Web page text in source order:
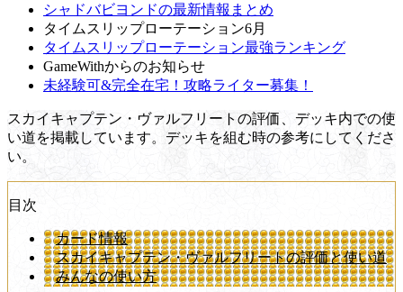
シャドバビヨンドの最新情報まとめ
タイムスリップローテーション6月
タイムスリップローテーション最強ランキング
GameWithからのお知らせ
未経験可&完全在宅！攻略ライター募集！
スカイキャプテン・ヴァルフリートの評価、デッキ内での使
い道を掲載しています。デッキを組む時の参考にしてくださ
い。
目次
カード情報
スカイキャプテン・ヴァルフリートの評価と使い道
みんなの使い方